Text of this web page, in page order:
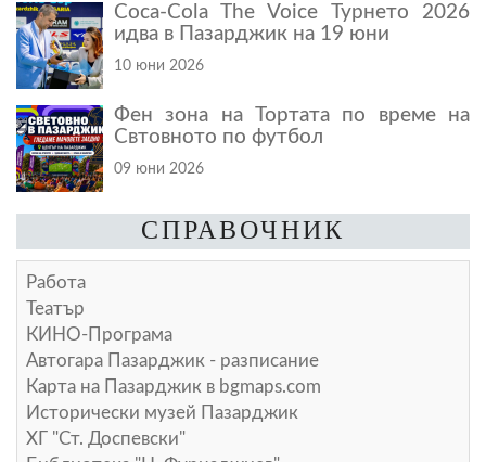
Coca-Cola The Voice Турнето 2026
идва в Пазарджик на 19 юни
10 юни 2026
Фен зона на Тортата по време на
Свтовното по футбол
09 юни 2026
СПРАВОЧНИК
Работа
Театър
КИНО-Програма
Автогара Пазарджик - разписание
Карта на Пазарджик в bgmaps.com
Исторически музей Пазарджик
ХГ "Ст. Доспевски"